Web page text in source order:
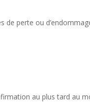
perte ou
au plus tard au